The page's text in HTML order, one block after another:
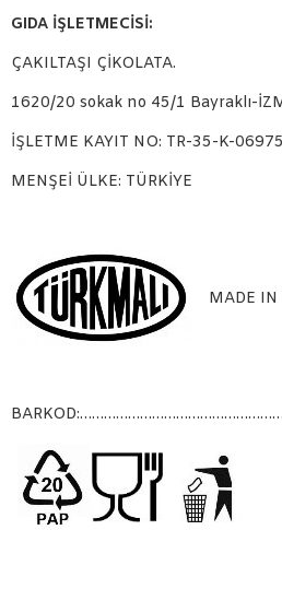
GIDA İŞLETMECİSİ:
ÇAKILTAŞI ÇİKOLATA.
1620/20 sokak no 45/1 Bayraklı-
İŞLETME KAYIT NO: TR-35-K-
MENŞEİ ÜLKE: TÜRKİYE
MADE IN